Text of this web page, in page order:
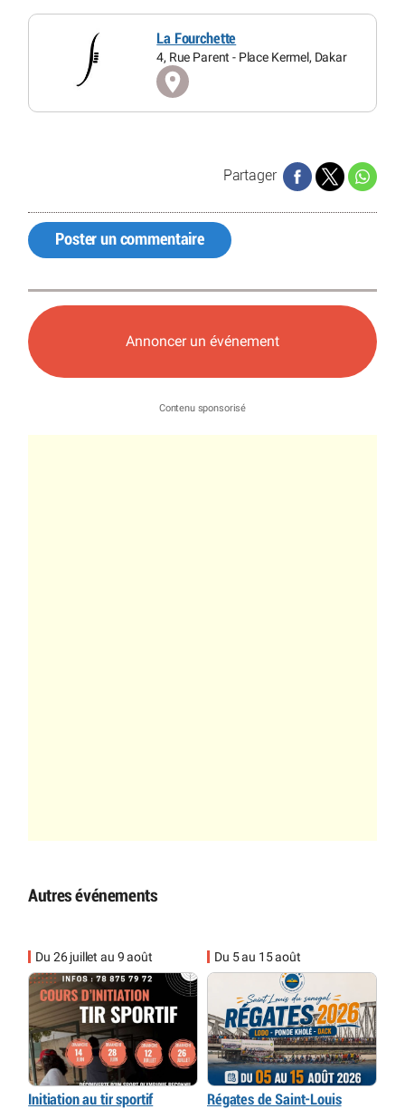
La Fourchette
4, Rue Parent - Place Kermel, Dakar
Partager
Poster un commentaire
Annoncer un événement
Autres événements
Du 26 juillet au 9 août
Initiation au tir sportif
Du 5 au 15 août
Régates de Saint-Louis